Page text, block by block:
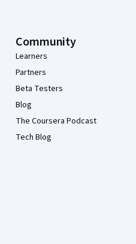
Community
Learners
Partners
Beta Testers
Blog
The Coursera Podcast
Tech Blog